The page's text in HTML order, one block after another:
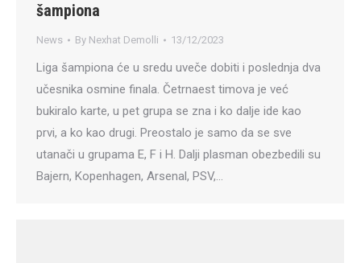
šampiona
News By Nexhat Demolli 13/12/2023
Liga šampiona će u sredu uveče dobiti i poslednja dva
učesnika osmine finala. Četrnaest timova je već
bukiralo karte, u pet grupa se zna i ko dalje ide kao
prvi, a ko kao drugi. Preostalo je samo da se sve
utanači u grupama E, F i H. Dalji plasman obezbedili su
Bajern, Kopenhagen, Arsenal, PSV,…